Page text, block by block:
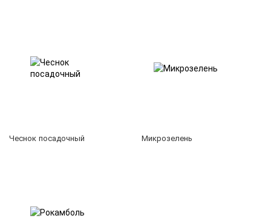
Чеснок посадочный Микрозелень